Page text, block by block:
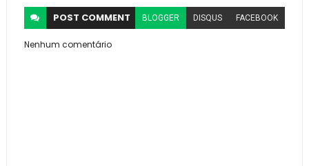
POST COMMENT BLOGGER DISQUS FACEBOOK
Nenhum comentário